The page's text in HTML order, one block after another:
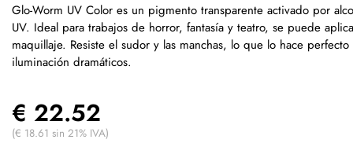
Glo-Worm UV Color es un pigmento transparente activado por
UV. Ideal para trabajos de horror, fantasía y teatro, se puede
maquillaje. Resiste el sudor y las manchas, lo que lo hace
iluminación dramáticos.
€ 22.52
(€ 18.61 sin 21% IVA)